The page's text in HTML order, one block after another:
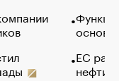
основ
ЕС
нефти